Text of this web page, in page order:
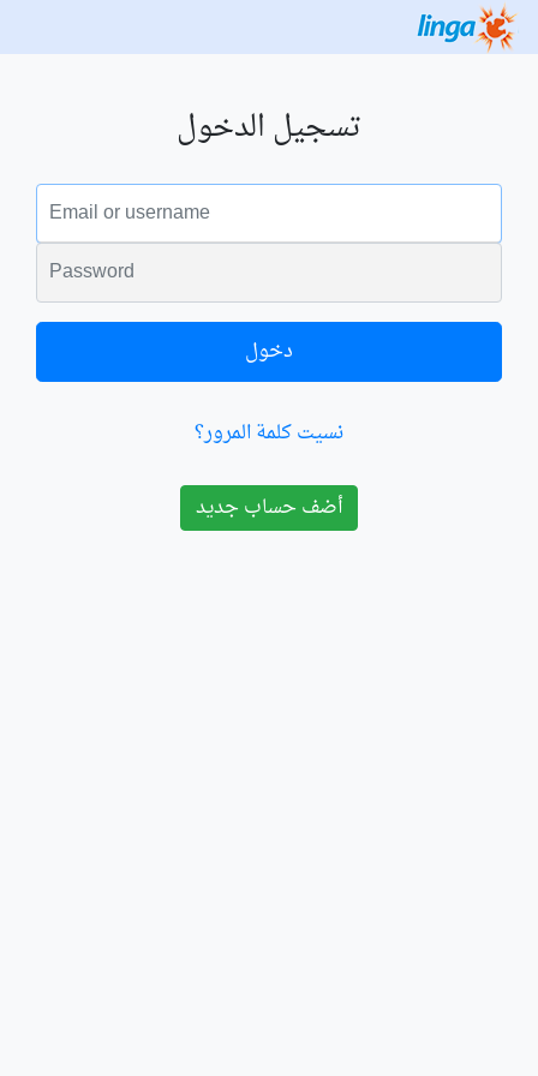
تسجيل الدخول
البريد الالكتروني
الكلمة السرية
دخول
نسيت كلمة المرور؟
أضف حساب جديد